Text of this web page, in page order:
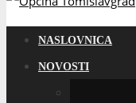
NASLOVNICA
NOVOSTI